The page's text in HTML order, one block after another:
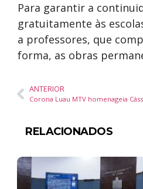
Para garantir a
gratuitamente às
a professores, que
forma, as obras
ANTERIOR
RELACIONADOS